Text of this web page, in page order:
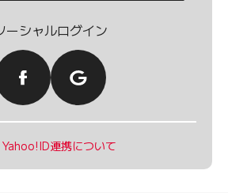
ーシャルログイン
Yahoo!ID連携について